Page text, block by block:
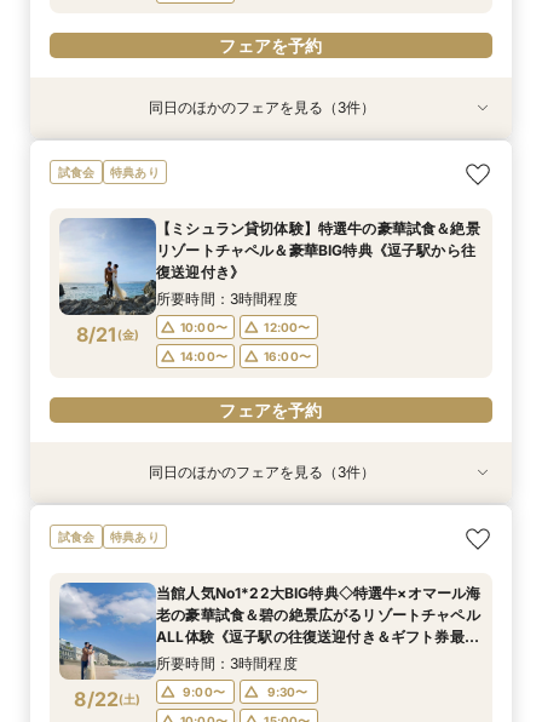
フェアを予約
8/20
＜式場探しを始めたばかりのふたりにオススメ初
級編フェア＞来店・登録不要！オンライン結婚相
所要時間：1時間程度
11:00〜
フェアを予約
特典あり
8/20
【60分クイックフェア】デートも兼ねて*会場内
覧×ダンドリ安心の相談会＆送迎付き
10:00〜
12:00〜
14:00〜
18:00〜
フェアを予約
特典あり
8/20
【6名～貸切可◇少人数WD】碧の絶景と美食で
もてなすステイリゾートWD◇特選牛の絶品試食
フト券1.5万円分プレゼント》
所要時間：3時間程度
10:00〜
14:00〜
16:00〜
18:00〜
同日のほかのフェアを見る（3件）
試食会 特典あり
8/21 (金)
【ミシュラン貸切体験】特選牛の豪華試食＆絶景
リゾートチャペル＆豪華BIG特典《逗子駅から往
復送迎付き》
所要時間：3時間程度
10:00〜
12:00〜
14:00〜
16:00〜
フェアを予約
8/21
＜式場探しを始めたばかりのふたりにオススメ初
級編フェア＞来店・登録不要！オンライン結婚相
所要時間：1時間程度
11:00〜
フェアを予約
特典あり
8/21
【60分で効率よく見学】逗子駅の往復送迎付◇
会場内覧×二人に合わせてなんでも相談
10:00〜
12:00〜
14:00〜
16:00〜
18:00〜
特典あり
8/21
【6名～貸切可◇少人数WD】碧の絶景と美食で
もてなすステイリゾートWD◇特選牛の絶品試食
フト券1.5万円分プレゼント》
所要時間：3時間程度
10:00〜
12:00〜
14:00〜
16:00〜
18:00〜
同日のほかのフェアを見る（3件）
試食会 特典あり
8/22(土)
当館人気No1*22大BIG特典◇特選牛×オマール海
老の豪華試食＆碧の絶景広がるリゾートチャペル
ALL体験《逗子駅の往復送迎付き＆ギフト券最大
1.5万付》
所要時間：3時間程度
9:00〜
9:30〜